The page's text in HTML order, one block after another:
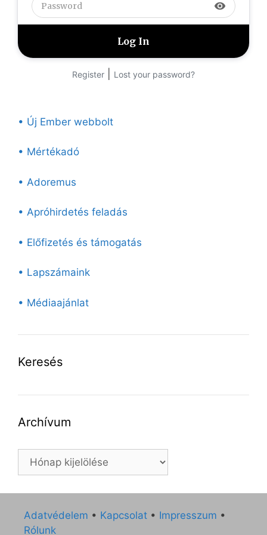
visibility
Register Lost your password?
• Új Ember webbolt
• Mértékadó
• Adoremus
• Apróhirdetés feladás
• Előfizetés és támogatás
• Lapszámaink
• Médiaajánlat
Keresés
Archívum
Archívum
Adatvédelem • Kapcsolat • Impresszum •
Rólunk